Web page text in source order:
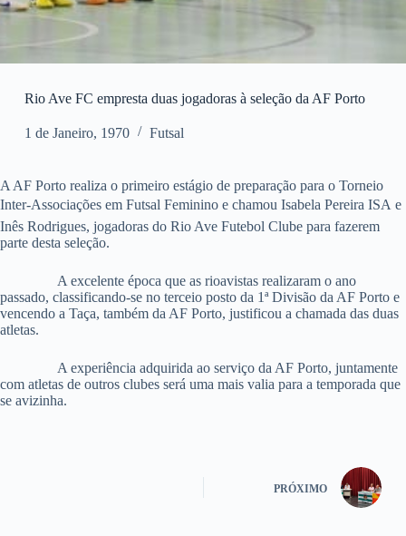
Rio Ave FC empresta duas jogadoras à seleção da AF Porto
1 de Janeiro, 1970 Futsal
A AF Porto realiza o primeiro estágio de preparação para o Torneio
Inter-Associações em Futsal Feminino e chamou Isabela Pereira ISA e
Inês Rodrigues, jogadoras do Rio Ave Futebol Clube para fazerem
parte desta seleção.
A excelente época que as rioavistas realizaram o ano
passado, classificando-se no terceio posto da 1ª Divisão da AF Porto e
vencendo a Taça, também da AF Porto, justificou a chamada das duas
atletas.
A experiência adquirida ao serviço da AF Porto, juntamente
com atletas de outros clubes será uma mais valia para a temporada que
se avizinha.
PRÓXIMO